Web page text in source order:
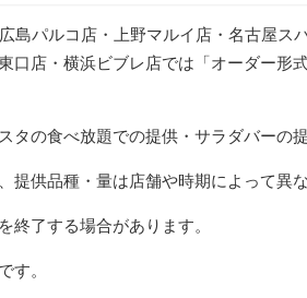
島パルコ店・上野マルイ店・名古屋ス
口店・横浜ビブレ店では「オーダー形
タの食べ放題での提供・サラダバーの
提供品種・量は店舗や時期によって異な
終了する場合があります。
す。